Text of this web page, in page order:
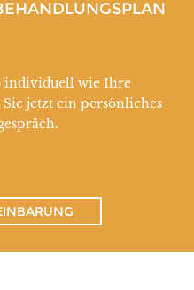
individuell wie Ihre
jetzt ein persönliches